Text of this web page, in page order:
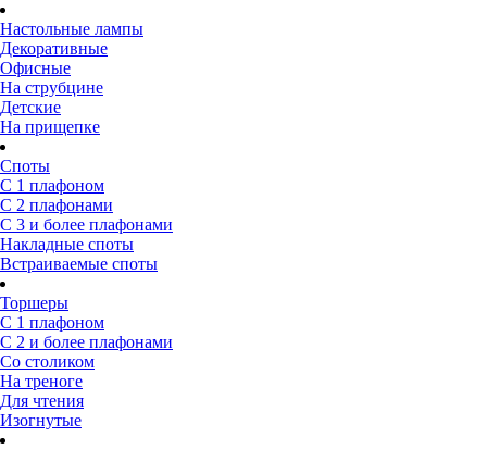
Настольные лампы
Декоративные
Офисные
На струбцине
Детские
На прищепке
Споты
С 1 плафоном
С 2 плафонами
С 3 и более плафонами
Накладные споты
Встраиваемые споты
Торшеры
С 1 плафоном
С 2 и более плафонами
Со столиком
На треноге
Для чтения
Изогнутые